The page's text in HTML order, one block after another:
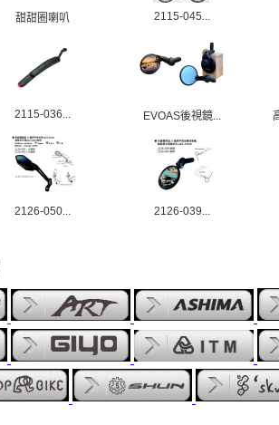
甜甜圈喇叭 2115-045...
2115-036... EVOAS後視鏡...
2126-050... 2126-039...